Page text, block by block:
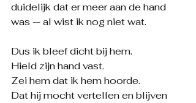
duidelijk dat er meer aan de hand
was — al wist ik nog niet wat.
Dus ik bleef dicht bij hem.
Hield zijn hand vast.
Zei hem dat ik hem hoorde.
Dat hij mocht vertellen en blijven